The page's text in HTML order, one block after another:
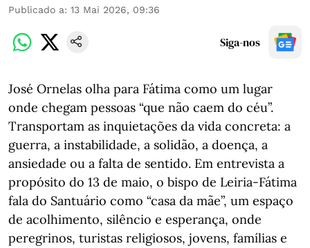
Publicado a: 13 Mai 2026, 09:36
Siga-nos
José Ornelas olha para Fátima como um lugar
onde chegam pessoas “que não caem do céu”.
Transportam as inquietações da vida concreta: a
guerra, a instabilidade, a solidão, a doença, a
ansiedade ou a falta de sentido. Em entrevista a
propósito do 13 de maio, o bispo de Leiria-Fátima
fala do Santuário como “casa da mãe”, um espaço
de acolhimento, silêncio e esperança, onde
peregrinos, turistas religiosos, jovens, famílias e